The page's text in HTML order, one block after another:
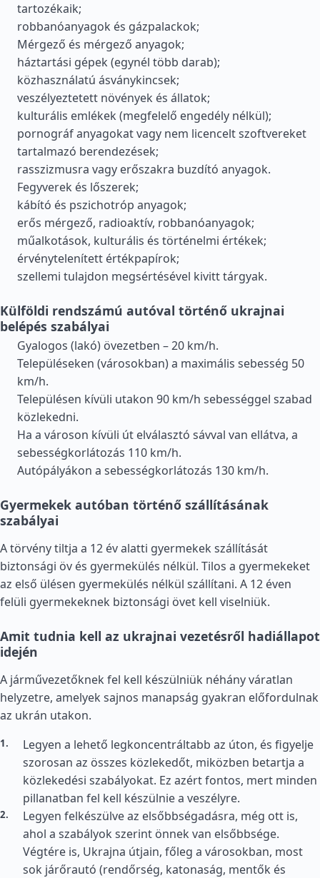
tartozékaik;
robbanóanyagok és gázpalackok;
Mérgező és mérgező anyagok;
háztartási gépek (egynél több darab);
közhasználatú ásványkincsek;
veszélyeztetett növények és állatok;
kulturális emlékek (megfelelő engedély nélkül);
pornográf anyagokat vagy nem licencelt szoftvereket
tartalmazó berendezések;
rasszizmusra vagy erőszakra buzdító anyagok.
Fegyverek és lőszerek;
kábító és pszichotróp anyagok;
erős mérgező, radioaktív, robbanóanyagok;
műalkotások, kulturális és történelmi értékek;
érvénytelenített értékpapírok;
szellemi tulajdon megsértésével kivitt tárgyak.
Külföldi rendszámú autóval történő ukrajnai
belépés szabályai
Gyalogos (lakó) övezetben – 20 km/h.
Településeken (városokban) a maximális sebesség 50
km/h.
Településen kívüli utakon 90 km/h sebességgel szabad
közlekedni.
Ha a városon kívüli út elválasztó sávval van ellátva, a
sebességkorlátozás 110 km/h.
Autópályákon a sebességkorlátozás 130 km/h.
Gyermekek autóban történő szállításának
szabályai
A törvény tiltja a 12 év alatti gyermekek szállítását
biztonsági öv és gyermekülés nélkül. Tilos a gyermekeket
az első ülésen gyermekülés nélkül szállítani. A 12 éven
felüli gyermekeknek biztonsági övet kell viselniük.
Amit tudnia kell az ukrajnai vezetésről hadiállapot
idején
A járművezetőknek fel kell készülniük néhány váratlan
helyzetre, amelyek sajnos manapság gyakran előfordulnak
az ukrán utakon.
Legyen a lehető legkoncentráltabb az úton, és figyelje
szorosan az összes közlekedőt, miközben betartja a
közlekedési szabályokat. Ez azért fontos, mert minden
pillanatban fel kell készülnie a veszélyre.
Legyen felkészülve az elsőbbségadásra, még ott is,
ahol a szabályok szerint önnek van elsőbbsége.
Végtére is, Ukrajna útjain, főleg a városokban, most
sok járőrautó (rendőrség, katonaság, mentők és